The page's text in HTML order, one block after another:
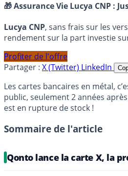
🎁 Assurance Vie Lucya CNP :
Lucya CNP, sans frais sur les
rendement sur la part investie
Profiter de l'offre
Partager : X (Twitter) LinkedIn
Les cartes bancaires en métal,
public, seulement 2 années
est en rupture de stock !
Sommaire de l'article
Qonto lance la carte X, la